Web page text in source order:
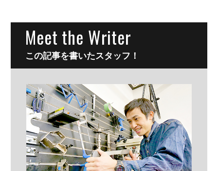
Meet the Writer
この記事を書いたスタッフ！